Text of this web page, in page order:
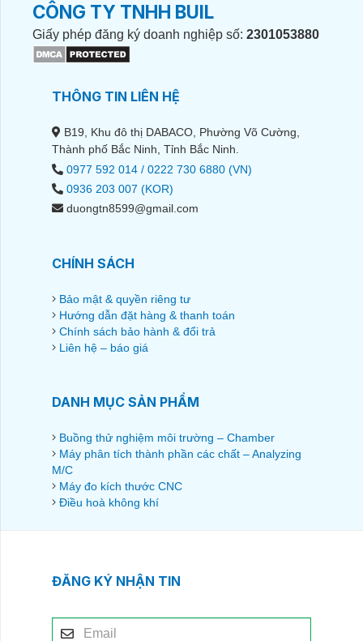
CÔNG TY TNHH BUIL
Giấy phép đăng ký doanh nghiệp số: 2301053880
THÔNG TIN LIÊN HỆ
B19, Khu đô thị DABACO, Phường Võ Cường,
Thành phố Bắc Ninh, Tỉnh Bắc Ninh.
0977 592 014 / 0222 730 6880 (VN)
0936 203 007 (KOR)
duongtn8599@gmail.com
CHÍNH SÁCH
Bảo mật & quyền riêng tư
Hướng dẫn đặt hàng & thanh toán
Chính sách bảo hành & đổi trả
Liên hệ – báo giá
DANH MỤC SẢN PHẨM
Buồng thử nghiệm môi trường – Chamber
Máy phân tích thành phần các chất – Analyzing
M/C
Máy đo kích thước CNC
Điều hoà không khí
ĐĂNG KÝ NHẬN TIN